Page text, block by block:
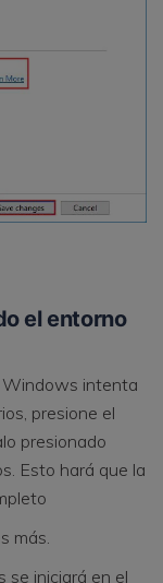
el entorno
Windows intenta
presione el
presionado
Esto hará que la
más.
se iniciará en el